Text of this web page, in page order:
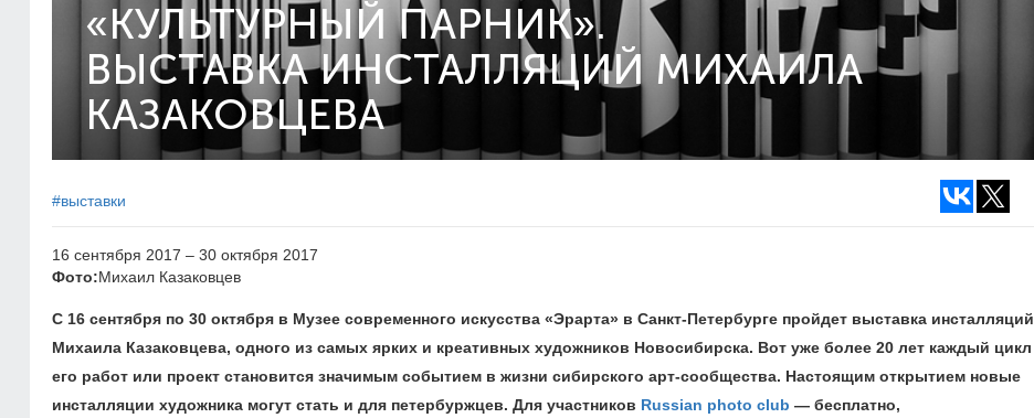
«КУЛЬТУРНЫЙ ПАРНИК».
ВЫСТАВКА ИНСТАЛЛЯЦИЙ МИХАИЛА
КАЗАКОВЦЕВА
#выставки
16 сентября 2017 – 30 октября 2017
Фото:Михаил Казаковцев
С 16 сентября по 30 октября в Музее современного искусства «Эрарта» в Санкт-Петербурге пройдет выставка инсталляций
Михаила Казаковцева, одного из самых ярких и креативных художников Новосибирска. Вот уже более 20 лет каждый цикл
его работ или проект становится значимым событием в жизни сибирского арт-сообщества. Настоящим открытием новые
инсталляции художника могут стать и для петербуржцев. Для участников Russian photo club — бесплатно,